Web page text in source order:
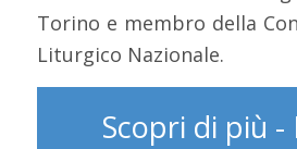
Torino e membro della
Liturgico Nazionale.
Scopri di più -